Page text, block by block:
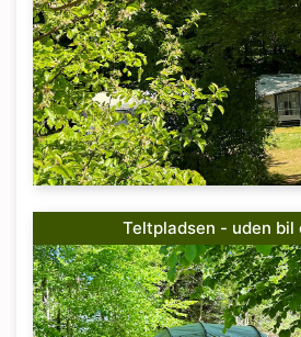
Teltpladsen - uden bil